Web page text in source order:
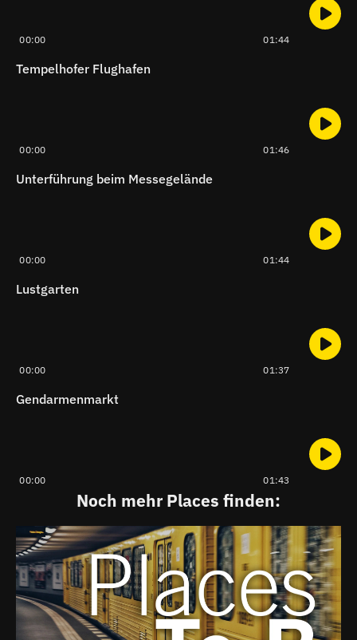
00:00 01:44
Tempelhofer Flughafen
00:00 01:46
Unterführung beim Messegelände
00:00 01:44
Lustgarten
00:00 01:37
Gendarmenmarkt
00:00 01:43
Noch mehr Places finden: